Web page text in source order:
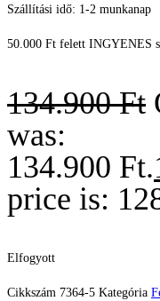
Szállítási idő: 1-2 munkanap
50.000 Ft felett INGYENES
134.900Ft
was:
134.900 Ft.
price is:
Elfogyott
Cikkszám 7364-5 Kategória